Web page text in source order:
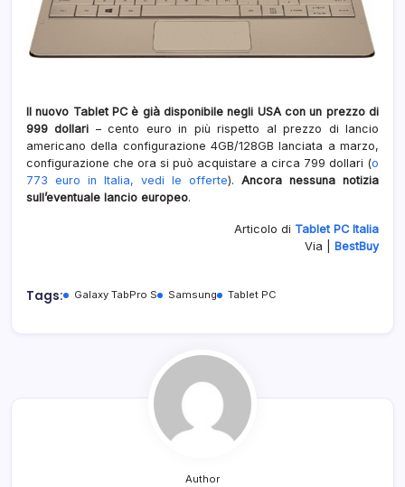
Il nuovo Tablet PC è già disponibile negli USA con un prezzo di
999 dollari – cento euro in più rispetto al prezzo di lancio
americano della configurazione 4GB/128GB lanciata a marzo,
configurazione che ora si può acquistare a circa 799 dollari (o
773 euro in Italia, vedi le offerte). Ancora nessuna notizia
sull’eventuale lancio europeo.
Articolo di Tablet PC Italia
Via | BestBuy
Tags: Galaxy TabPro S Samsung Tablet PC
Author